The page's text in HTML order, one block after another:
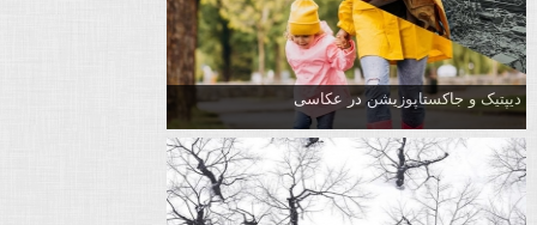
دیپتیک و جاکستا‌پوزیشن در عکاسی